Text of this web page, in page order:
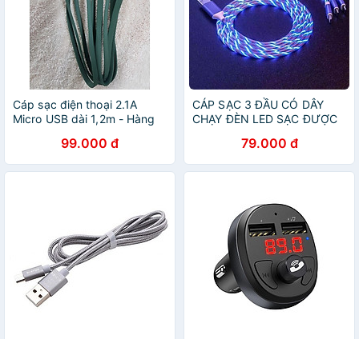
Cáp sạc điện thoại 2.1A
Micro USB dài 1,2m - Hàng
99.000 đ
CÁP SẠC 3 ĐẦU CÓ DÂY
CHẠY ĐÈN LED SẠC ĐƯỢC
Hàng chính hãng
79.000 đ